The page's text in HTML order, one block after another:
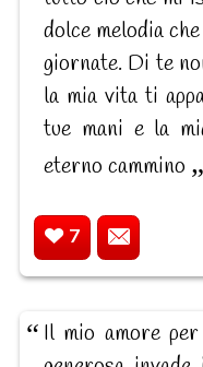
dolce melodia
giornate. Di te
la mia vita ti
tue mani e la
eterno cammino
7
Il mio amore per